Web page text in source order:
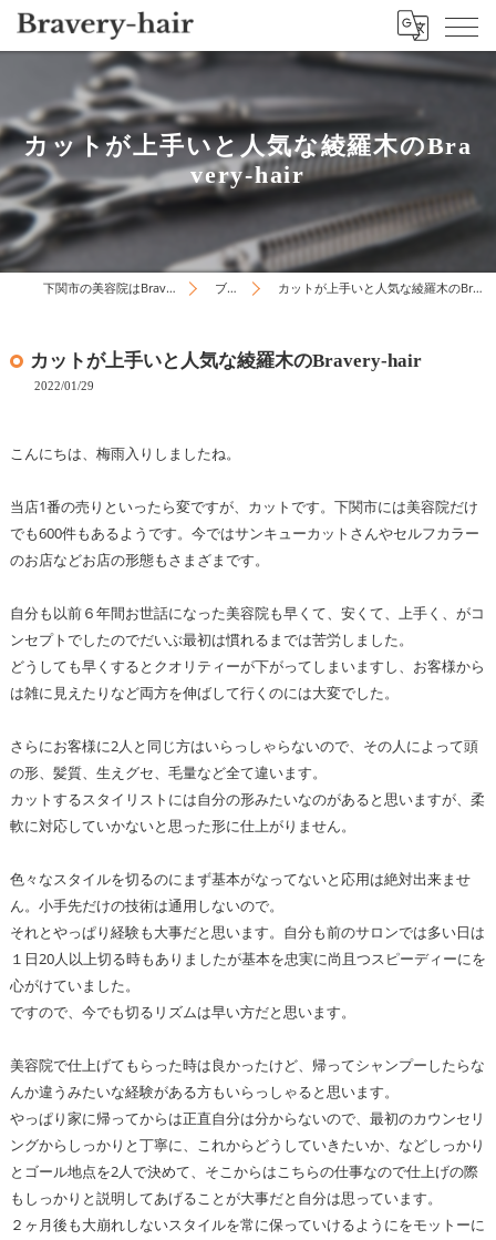
カットが上手いと人気な綾羅木のBra
very-hair
下関市の美容院はBravery-hair ブログ カットが上手いと人気な綾羅木のBravery-hair
カットが上手いと人気な綾羅木のBravery-hair
2022/01/29
こんにちは、梅雨入りしましたね。
当店1番の売りといったら変ですが、カットです。下関市には美容院だけ
でも600件もあるようです。今ではサンキューカットさんやセルフカラー
のお店などお店の形態もさまざまです。
自分も以前６年間お世話になった美容院も早くて、安くて、上手く、がコ
ンセプトでしたのでだいぶ最初は慣れるまでは苦労しました。
どうしても早くするとクオリティーが下がってしまいますし、お客様から
は雑に見えたりなど両方を伸ばして行くのには大変でした。
さらにお客様に2人と同じ方はいらっしゃらないので、その人によって頭
の形、髪質、生えグセ、毛量など全て違います。
カットするスタイリストには自分の形みたいなのがあると思いますが、柔
軟に対応していかないと思った形に仕上がりません。
色々なスタイルを切るのにまず基本がなってないと応用は絶対出来ませ
ん。小手先だけの技術は通用しないので。
それとやっぱり経験も大事だと思います。自分も前のサロンでは多い日は
１日20人以上切る時もありましたが基本を忠実に尚且つスピーディーにを
心がけていました。
ですので、今でも切るリズムは早い方だと思います。
美容院で仕上げてもらった時は良かったけど、帰ってシャンプーしたらな
んか違うみたいな経験がある方もいらっしゃると思います。
やっぱり家に帰ってからは正直自分は分からないので、最初のカウンセリ
ングからしっかりと丁寧に、これからどうしていきたいか、などしっかり
とゴール地点を2人で決めて、そこからはこちらの仕事なので仕上げの際
もしっかりと説明してあげることが大事だと自分は思っています。
２ヶ月後も大崩れしないスタイルを常に保っていけるようにをモットーに